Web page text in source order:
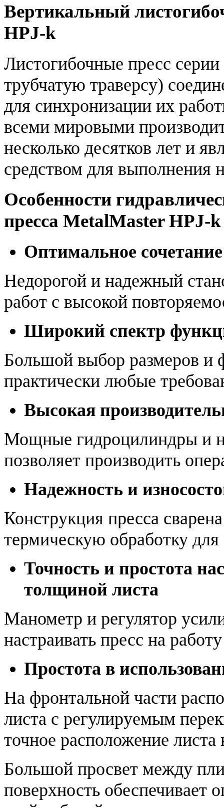
Вертикальный
HPJ-k
Листогибочные пресс
трубчатую траверсу)
для синхронизации их
всеми мировыми
несколько десятков лет и
средством для выполнения
Особенности
пресса MetalMaster HPJ-k
Оптимальное
Недорогой и надежный
работ с высокой
Широкий спектр
Большой выбор размеров и
практически любые
Высокая
Мощные гидроцилиндры и
позволяет производить
Надежность и
Конструкция пресса
термическую обработку
Точность и простота
толщиной листа
Манометр и регулятор
настраивать пресс на
Простота в
На фронтальной части
листа с регулируемым
точное расположение листа
Большой просвет между
поверхность обеспечивает